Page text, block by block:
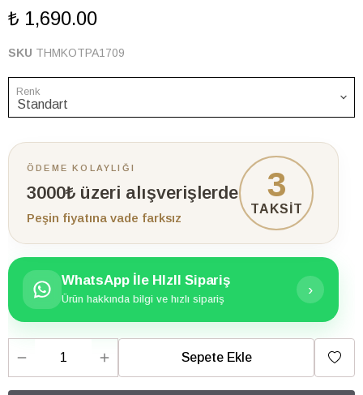
₺ 1,690.00
SKU THMKOTPA1709
Renk
ÖDEME KOLAYLIĞI
3000₺ üzeri alışverişlerde
Peşin fiyatına vade farksız
3
TAKSİT
WhatsApp İle HIzlI Sipariş
Ürün hakkında bilgi ve hızlı sipariş
›
Sepete Ekle